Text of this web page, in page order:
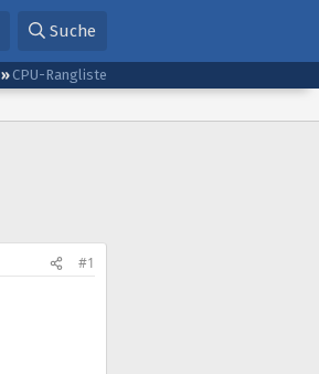
Suche
CPU-Rangliste
#1